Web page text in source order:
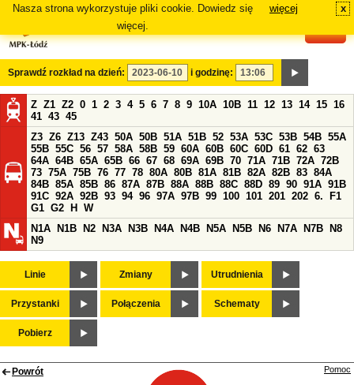
Nasza strona wykorzystuje pliki cookie. Dowiedz się
więcej.
więcej x
Sprawdź rozkład na dzień: i godzinę:
Z Z1 Z2 0 1 2 3 4 5 6 7 8 9 10A 10B 11 12 13 14 15 16
41 43 45
Z3 Z6 Z13 Z43 50A 50B 51A 51B 52 53A 53C 53B 54B 55A
55B 55C 56 57 58A 58B 59 60A 60B 60C 60D 61 62 63
64A 64B 65A 65B 66 67 68 69A 69B 70 71A 71B 72A 72B
73 75A 75B 76 77 78 80A 80B 81A 81B 82A 82B 83 84A
84B 85A 85B 86 87A 87B 88A 88B 88C 88D 89 90 91A 91B
91C 92A 92B 93 94 96 97A 97B 99 100 101 201 202 6.
F1
G1 G2 H
W
N1A
N1B N2 N3A N3B N4A N4B N5A N5B N6 N7A N7B
N8
N9
Linie Zmiany Utrudnienia
Przystanki Połączenia Schematy
Pobierz
Powrót Pomoc